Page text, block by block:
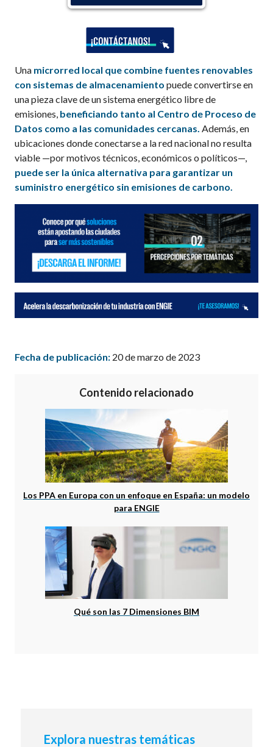
Una microrred local que combine fuentes renovables
con sistemas de almacenamiento puede convertirse en
una pieza clave de un sistema energético libre de
emisiones, beneficiando tanto al Centro de Proceso de
Datos como a las comunidades cercanas. Además, en
ubicaciones donde conectarse a la red nacional no resulta
viable —por motivos técnicos, económicos o políticos—,
puede ser la única alternativa para garantizar un
suministro energético sin emisiones de carbono.
Fecha de publicación: 20 de marzo de 2023
Contenido relacionado
Los PPA en Europa con un enfoque en España: un modelo
para ENGIE
Qué son las 7 Dimensiones BIM
Explora nuestras temáticas